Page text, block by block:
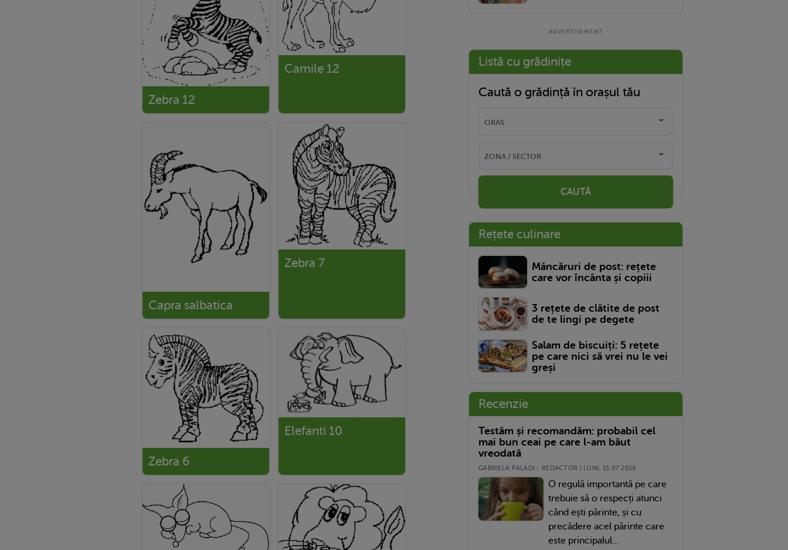
Zebra 12
Camile 12
Capra salbatica
Zebra 7
Zebra 6
Elefanti 10
Listă cu grădinițe
Caută o grădință în orașul tău
CAUTĂ
Rețete culinare
Mâncăruri de post: rețete
care vor încânta și copiii
3 rețete de clătite de post
de te lingi pe degete
Salam de biscuiți: 5 rețete
pe care nici să vrei nu le vei
greși
Recenzie
Testăm și recomandăm: probabil cel
mai bun ceai pe care l-am băut
vreodată
GABRIELA PALADI - REDACTOR | LUNI, 15.07.2019
O regulă importantă pe care
trebuie să o respecți atunci
când ești părinte, și cu
precădere acel părinte care
este principalul...